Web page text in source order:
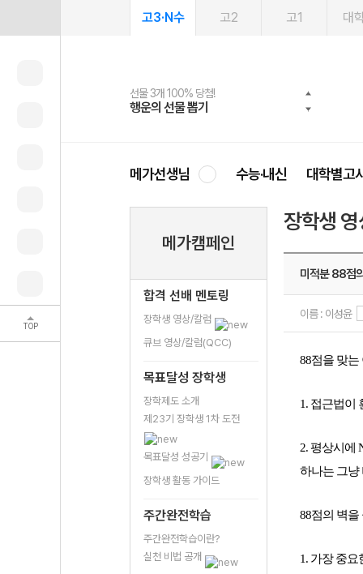
TOP
고3·N수 고2 고1 대
선물 3개 100% 당첨!
행운의 선물 뽑기
선물 100% 증정!
메가스터디 X 올리브
여름방학 스터디 캐시백
메가런 썸머스쿨
2027 러셀 단과
강사 공개선발
스마트러닝앱
설문 EVENT
메가패스
3일 무료 체험권
메가패스 수강생 무료혜택!
메가클럽 멤버십
사회공헌 캠페인
희망이룸 메가나눔
메가선생님 수능·내신 대학별고
메가캠페인
합격 선배 멘토링
장학생 영상/칼럼
큐브 영상/칼럼(QCC)
목표달성 장학생
장학제도 소개
제23기 장학생 1차 도전
목표달성 성공기
장학생 활동 가이드
주간완전학습
주간완전학습이란?
실천 비법 공개
장학생
미적분 88점
이름 : 이성윤
88점을 맞는
1. 접근법이
2. 평상시에
하나는 그
88점의 벽
1. 가장 중요